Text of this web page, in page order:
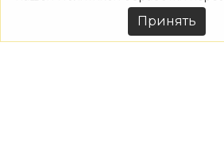
Принять